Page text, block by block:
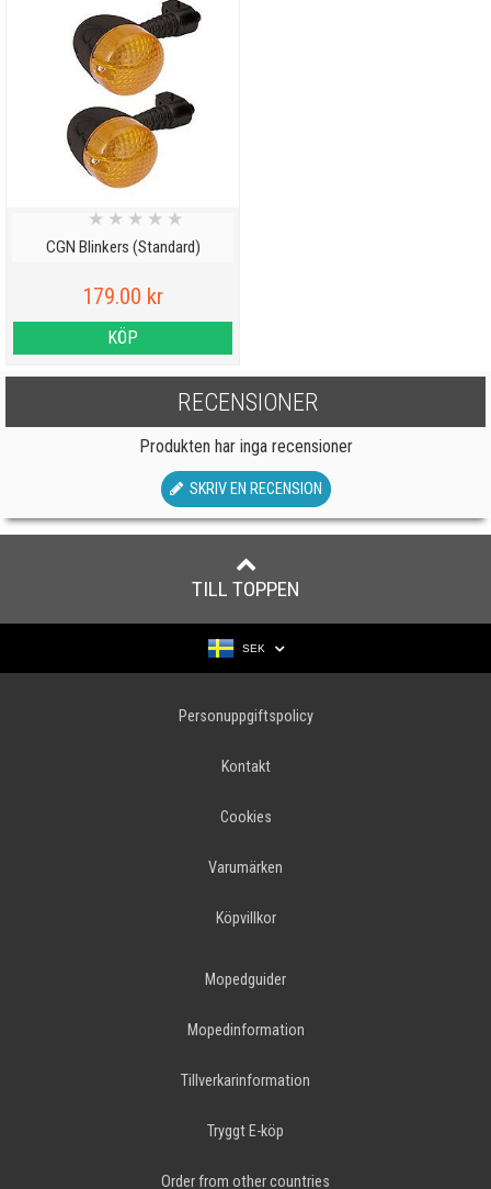
CGN Blinkers (Standard)
★ ★ ★ ★ ★
179.00 kr
KÖP
RECENSIONER
Produkten har inga recensioner
SKRIV EN RECENSION
TILL TOPPEN
SEK
Personuppgiftspolicy
Kontakt
Cookies
Varumärken
Köpvillkor
Mopedguider
Mopedinformation
Tillverkarinformation
Tryggt E-köp
Order from other countries